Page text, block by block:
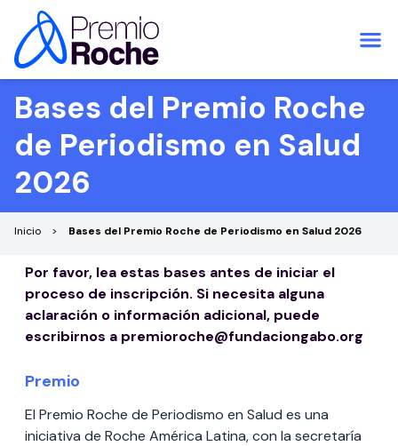
Saltar al contenido
Bases del Premio Roche
de Periodismo en Salud
2026
Inicio Bases del Premio Roche de Periodismo en Salud 2026
Por favor, lea estas bases antes de iniciar el
proceso de inscripción. Si necesita alguna
aclaración o información adicional, puede
escribirnos a premioroche@fundaciongabo.org
Premio
El Premio Roche de Periodismo en Salud es una
iniciativa de Roche América Latina, con la secretaría